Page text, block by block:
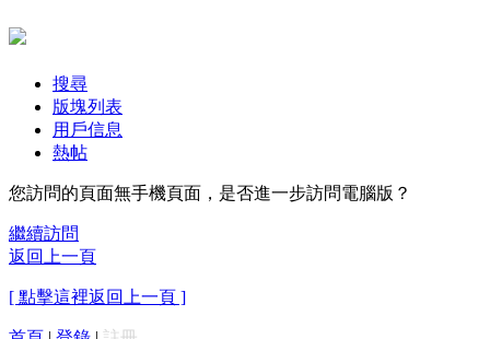
搜尋
版塊列表
用戶信息
熱帖
您訪問的頁面無手機頁面，是否進一步訪問電腦版？
繼續訪問
返回上一頁
[ 點擊這裡返回上一頁 ]